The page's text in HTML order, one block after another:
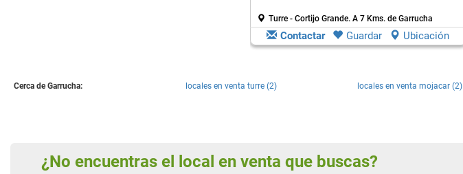
Turre - Cortijo Grande. A 7 Kms. de Garrucha
Contactar Guardar Ubicación
Cerca de Garrucha: locales en venta turre (2) locales en venta mojacar (2)
¿No encuentras el local en venta que buscas?